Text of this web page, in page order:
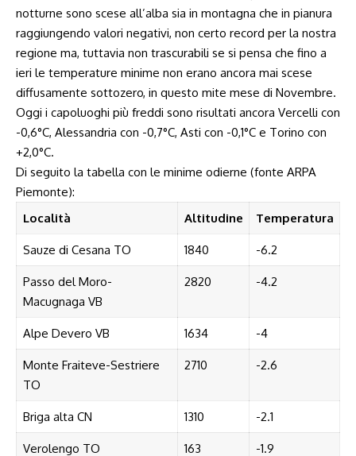
notturne sono scese all’alba sia in montagna che in pianura
raggiungendo valori negativi, non certo record per la nostra
regione ma, tuttavia non trascurabili se si pensa che fino a
ieri le temperature minime non erano ancora mai scese
diffusamente sottozero, in questo mite mese di Novembre.
Oggi i capoluoghi più freddi sono risultati ancora Vercelli con
-0,6°C, Alessandria con -0,7°C, Asti con -0,1°C e Torino con
+2,0°C.
Di seguito la tabella con le minime odierne (fonte ARPA
Piemonte):
Località
Altitudine Temperatura
Sauze di Cesana TO 1840 -6.2
Passo del Moro-
Macugnaga VB
2820 -4.2
Alpe Devero VB 1634 -4
Monte Fraiteve-Sestriere
TO
2710 -2.6
Briga alta CN 1310 -2.1
Verolengo TO 163 -1.9